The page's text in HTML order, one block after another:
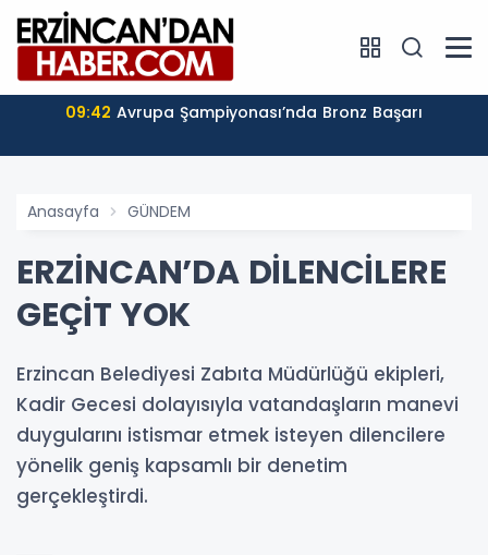
09:42 Avrupa Şampiyonası’nda Bronz Başarı
Anasayfa GÜNDEM
ERZİNCAN’DA DİLENCİLERE
GEÇİT YOK
Erzincan Belediyesi Zabıta Müdürlüğü ekipleri,
Kadir Gecesi dolayısıyla vatandaşların manevi
duygularını istismar etmek isteyen dilencilere
yönelik geniş kapsamlı bir denetim
gerçekleştirdi.